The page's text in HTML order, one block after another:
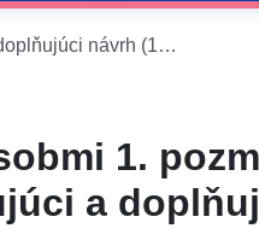
WFS INSPIRE BPL Medzi spôsobmi 1. pozmeňujúci a doplňujúci návrh (1. pozmeňujúci a doplňujúci návrh)
1.
a